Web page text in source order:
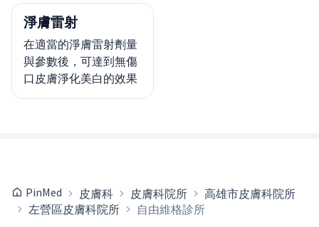
淨膚雷射
在適當的淨膚雷射劑量
與參數後，可達到無傷
口皮膚淨化美白的效果
PinMed 皮膚科 皮膚科院所
高雄市皮膚科院所
左營區皮膚科院所
自由維格診所